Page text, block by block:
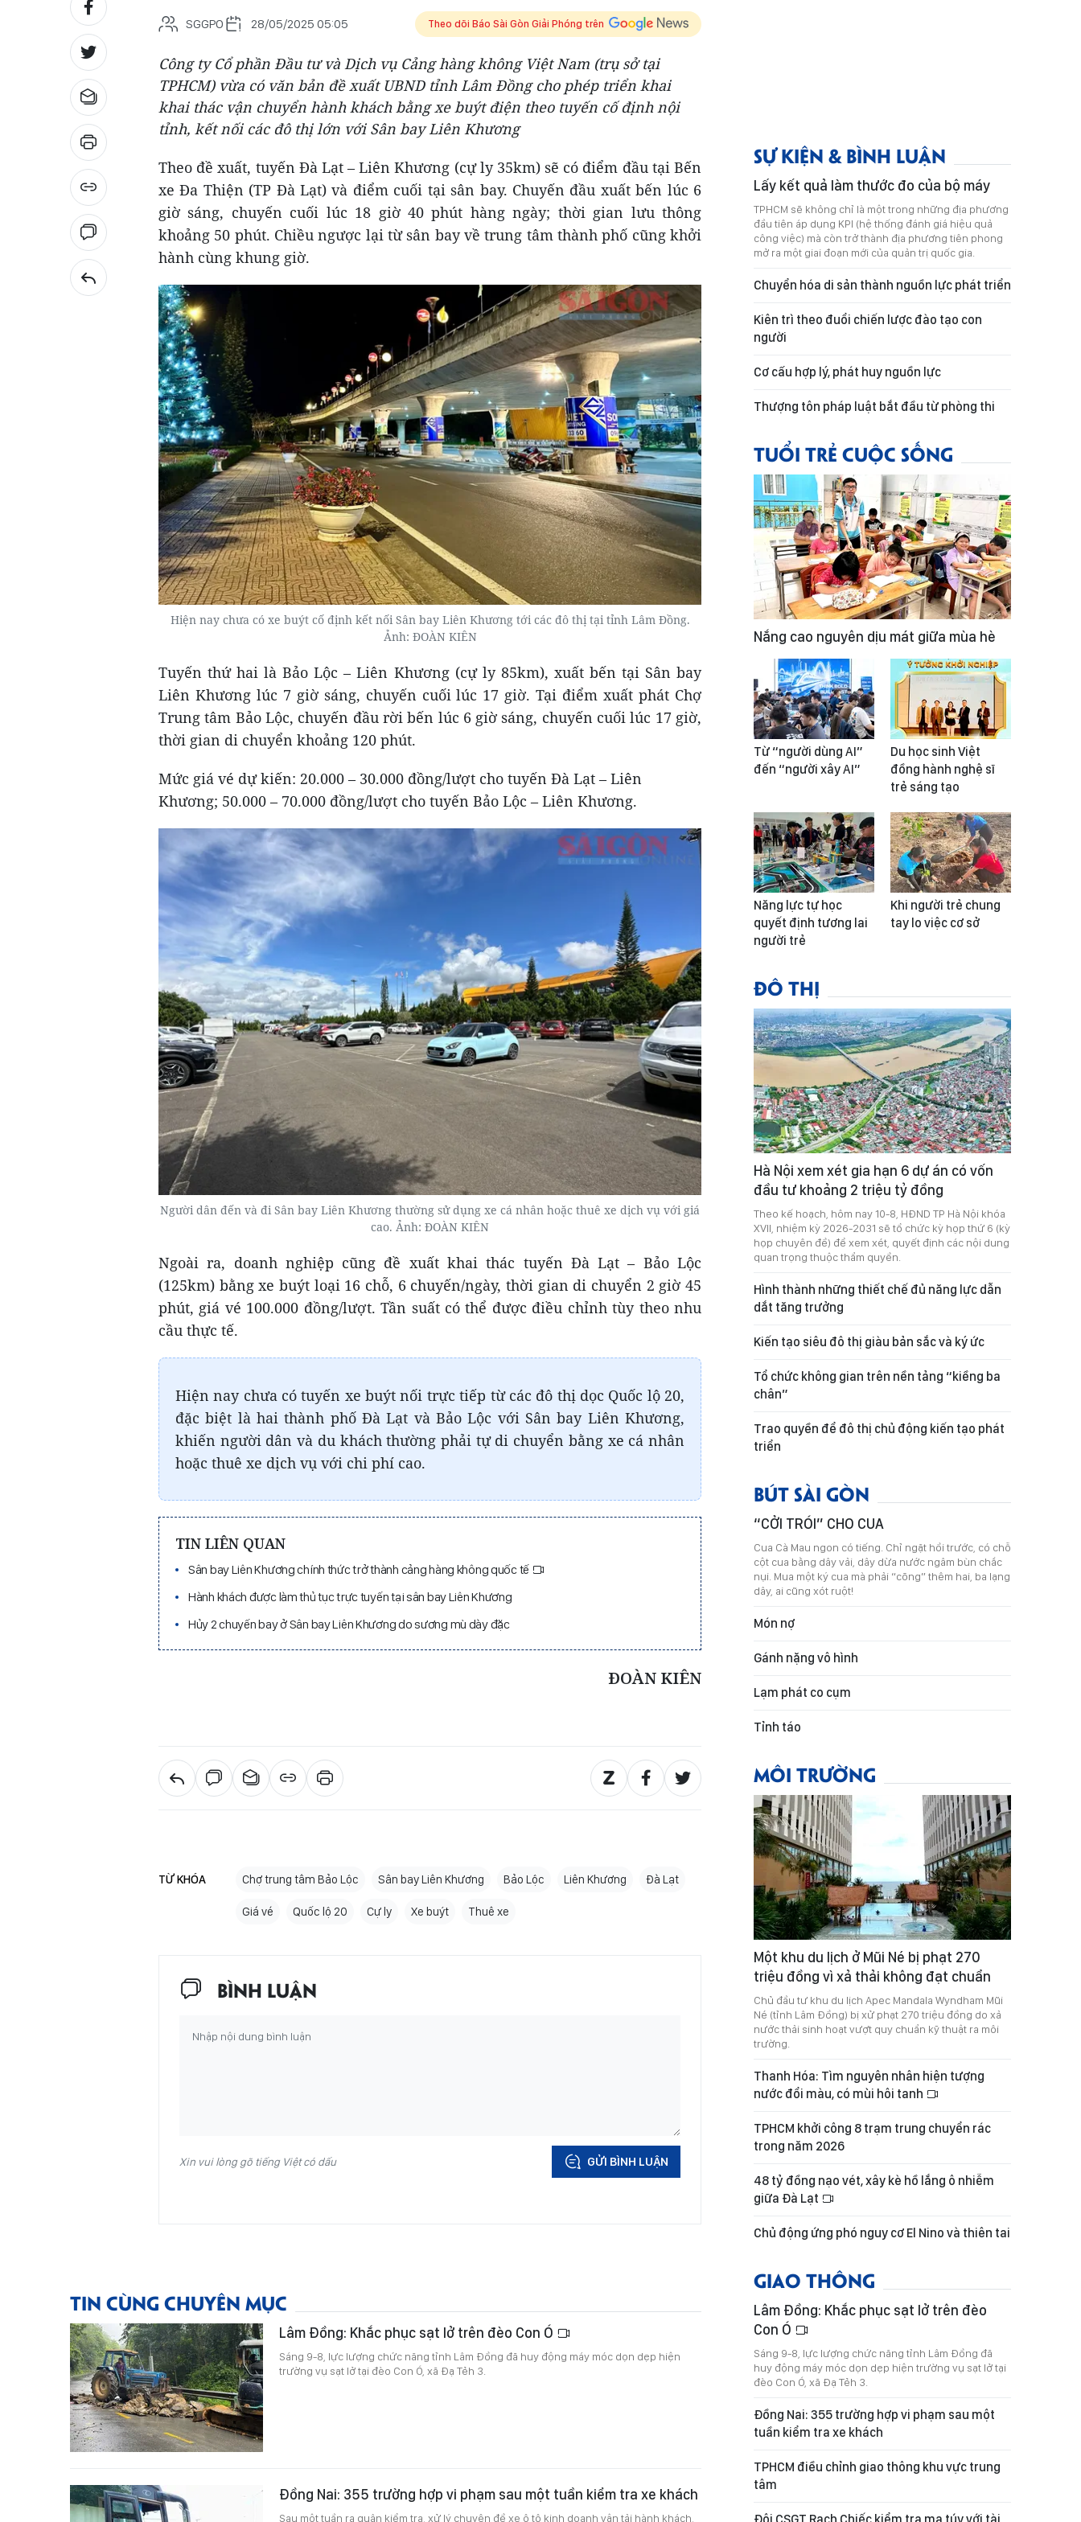
SGGPO 28/05/2025 05:05 Theo dõi Báo Sài Gòn Giải Phóng trên
Công ty Cổ phần Đầu tư và Dịch vụ Cảng hàng không Việt Nam (trụ sở tại
TPHCM) vừa có văn bản đề xuất UBND tỉnh Lâm Đồng cho phép triển khai
khai thác vận chuyển hành khách bằng xe buýt điện theo tuyến cố định nội
tỉnh, kết nối các đô thị lớn với Sân bay Liên Khương
Theo đề xuất, tuyến Đà Lạt – Liên Khương (cự ly 35km) sẽ có điểm đầu tại Bến
xe Đa Thiện (TP Đà Lạt) và điểm cuối tại sân bay. Chuyến đầu xuất bến lúc 6
giờ sáng, chuyến cuối lúc 18 giờ 40 phút hàng ngày; thời gian lưu thông
khoảng 50 phút. Chiều ngược lại từ sân bay về trung tâm thành phố cũng khởi
hành cùng khung giờ.
Hiện nay chưa có xe buýt cố định kết nối Sân bay Liên Khương tới các đô thị tại tỉnh Lâm Đồng.
Ảnh: ĐOÀN KIÊN
Tuyến thứ hai là Bảo Lộc – Liên Khương (cự ly 85km), xuất bến tại Sân bay
Liên Khương lúc 7 giờ sáng, chuyến cuối lúc 17 giờ. Tại điểm xuất phát Chợ
Trung tâm Bảo Lộc, chuyến đầu rời bến lúc 6 giờ sáng, chuyến cuối lúc 17 giờ,
thời gian di chuyển khoảng 120 phút.
Mức giá vé dự kiến: 20.000 – 30.000 đồng/lượt cho tuyến Đà Lạt – Liên
Khương; 50.000 – 70.000 đồng/lượt cho tuyến Bảo Lộc – Liên Khương.
Người dân đến và đi Sân bay Liên Khương thường sử dụng xe cá nhân hoặc thuê xe dịch vụ với giá
cao. Ảnh: ĐOÀN KIÊN
Ngoài ra, doanh nghiệp cũng đề xuất khai thác tuyến Đà Lạt – Bảo Lộc
(125km) bằng xe buýt loại 16 chỗ, 6 chuyến/ngày, thời gian di chuyển 2 giờ 45
phút, giá vé 100.000 đồng/lượt. Tần suất có thể được điều chỉnh tùy theo nhu
cầu thực tế.
Hiện nay chưa có tuyến xe buýt nối trực tiếp từ các đô thị dọc Quốc lộ 20,
đặc biệt là hai thành phố Đà Lạt và Bảo Lộc với Sân bay Liên Khương,
khiến người dân và du khách thường phải tự di chuyển bằng xe cá nhân
hoặc thuê xe dịch vụ với chi phí cao.
TIN LIÊN QUAN
Sân bay Liên Khương chính thức trở thành cảng hàng không quốc tế
Hành khách được làm thủ tục trực tuyến tại sân bay Liên Khương
Hủy 2 chuyến bay ở Sân bay Liên Khương do sương mù dày đặc
ĐOÀN KIÊN
TỪ KHÓA Chợ trung tâm Bảo Lộc Sân bay Liên Khương Bảo Lộc Liên Khương Đà Lạt
Giá vé Quốc lộ 20 Cự ly Xe buýt Thuê xe
BÌNH LUẬN
Xin vui lòng gõ tiếng Việt có dấu GỬI BÌNH LUẬN
TIN CÙNG CHUYÊN MỤC
Lâm Đồng: Khắc phục sạt lở trên đèo Con Ó
Sáng 9-8, lực lượng chức năng tỉnh Lâm Đồng đã huy động máy móc dọn dẹp hiện
trường vụ sạt lở tại đèo Con Ó, xã Đạ Tẻh 3.
Đồng Nai: 355 trường hợp vi phạm sau một tuần kiểm tra xe khách
Sau một tuần ra quân kiểm tra, xử lý chuyên đề xe ô tô kinh doanh vận tải hành khách,
SỰ KIỆN & BÌNH LUẬN
Lấy kết quả làm thước đo của bộ máy
TPHCM sẽ không chỉ là một trong những địa phương
đầu tiên áp dụng KPI (hệ thống đánh giá hiệu quả
công việc) mà còn trở thành địa phương tiên phong
mở ra một giai đoạn mới của quản trị quốc gia.
Chuyển hóa di sản thành nguồn lực phát triển
Kiên trì theo đuổi chiến lược đào tạo con
người
Cơ cấu hợp lý, phát huy nguồn lực
Thượng tôn pháp luật bắt đầu từ phòng thi
TUỔI TRẺ CUỘC SỐNG
Nắng cao nguyên dịu mát giữa mùa hè
Từ “người dùng AI”
đến “người xây AI”
Du học sinh Việt
đồng hành nghệ sĩ
trẻ sáng tạo
Năng lực tự học
quyết định tương lai
người trẻ
Khi người trẻ chung
tay lo việc cơ sở
ĐÔ THỊ
Hà Nội xem xét gia hạn 6 dự án có vốn
đầu tư khoảng 2 triệu tỷ đồng
Theo kế hoạch, hôm nay 10-8, HĐND TP Hà Nội khóa
XVII, nhiệm kỳ 2026-2031 sẽ tổ chức kỳ họp thứ 6 (kỳ
họp chuyên đề) để xem xét, quyết định các nội dung
quan trọng thuộc thẩm quyền.
Hình thành những thiết chế đủ năng lực dẫn
dắt tăng trưởng
Kiến tạo siêu đô thị giàu bản sắc và ký ức
Tổ chức không gian trên nền tảng “kiềng ba
chân”
Trao quyền để đô thị chủ động kiến tạo phát
triển
BÚT SÀI GÒN
“CỞI TRÓI” CHO CUA
Cua Cà Mau ngon có tiếng. Chỉ ngặt hồi trước, có chỗ
cột cua bằng dây vải, dây dừa nước ngâm bùn chắc
nụi. Mua một ký cua mà phải “cõng” thêm hai, ba lạng
dây, ai cũng xót ruột!
Món nợ
Gánh nặng vô hình
Lạm phát co cụm
Tỉnh táo
MÔI TRƯỜNG
Một khu du lịch ở Mũi Né bị phạt 270
triệu đồng vì xả thải không đạt chuẩn
Chủ đầu tư khu du lịch Apec Mandala Wyndham Mũi
Né (tỉnh Lâm Đồng) bị xử phạt 270 triệu đồng do xả
nước thải sinh hoạt vượt quy chuẩn kỹ thuật ra môi
trường.
Thanh Hóa: Tìm nguyên nhân hiện tượng
nước đổi màu, có mùi hôi tanh
TPHCM khởi công 8 trạm trung chuyển rác
trong năm 2026
48 tỷ đồng nạo vét, xây kè hồ lắng ô nhiễm
giữa Đà Lạt
Chủ động ứng phó nguy cơ El Nino và thiên tai
GIAO THÔNG
Lâm Đồng: Khắc phục sạt lở trên đèo
Con Ó
Sáng 9-8, lực lượng chức năng tỉnh Lâm Đồng đã
huy động máy móc dọn dẹp hiện trường vụ sạt lở tại
đèo Con Ó, xã Đạ Tẻh 3.
Đồng Nai: 355 trường hợp vi phạm sau một
tuần kiểm tra xe khách
TPHCM điều chỉnh giao thông khu vực trung
tâm